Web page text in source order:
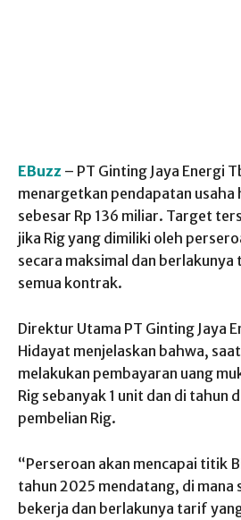
EBuzz – PT Ginting Jaya Energi
menargetkan pendapatan usaha
sebesar Rp 136 miliar. Target
jika Rig yang dimiliki oleh
secara maksimal dan
semua kontrak.
Direktur Utama PT Ginting Jaya
Hidayat menjelaskan bahwa,
melakukan pembayaran uang
Rig sebanyak 1 unit dan di tahun
pembelian Rig.
“Perseroan akan mencapai titik
tahun 2025 mendatang, di mana
bekerja dan berlakunya tarif